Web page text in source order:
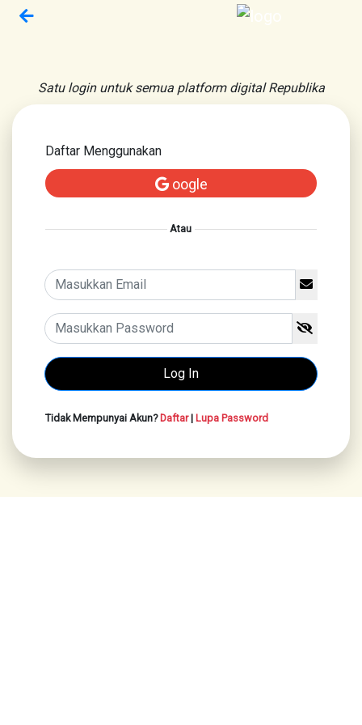
Satu login untuk semua platform digital Republika
Daftar Menggunakan
oogle
Atau
Tidak Mempunyai Akun?Daftar| Lupa Password